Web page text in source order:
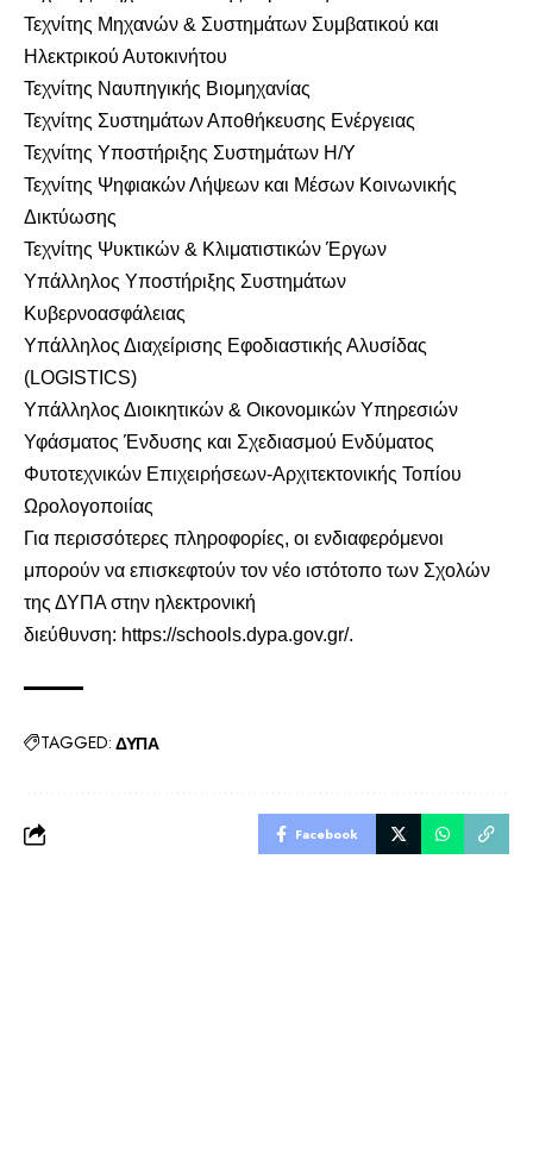
Τεχνίτης Μηχανών & Συστημάτων Συμβατικού και
Ηλεκτρικού Αυτοκινήτου
Τεχνίτης Ναυπηγικής Βιομηχανίας
Τεχνίτης Συστημάτων Αποθήκευσης Ενέργειας
Τεχνίτης Υποστήριξης Συστημάτων Η/Υ
Τεχνίτης Ψηφιακών Λήψεων και Μέσων Κοινωνικής
Δικτύωσης
Τεχνίτης Ψυκτικών & Κλιματιστικών Έργων
Υπάλληλος Υποστήριξης Συστημάτων
Κυβερνοασφάλειας
Υπάλληλος Διαχείρισης Εφοδιαστικής Αλυσίδας
(LOGISTICS)
Υπάλληλος Διοικητικών & Οικονομικών Υπηρεσιών
Υφάσματος Ένδυσης και Σχεδιασμού Ενδύματος
Φυτοτεχνικών Επιχειρήσεων-Αρχιτεκτονικής Τοπίου
Ωρολογοποιίας
Για περισσότερες πληροφορίες, οι ενδιαφερόμενοι
μπορούν να επισκεφτούν τον νέο ιστότοπο των Σχολών
της ΔΥΠΑ στην ηλεκτρονική
διεύθυνση: https://schools.dypa.gov.gr/.
TAGGED: ΔΥΠΑ
Facebook